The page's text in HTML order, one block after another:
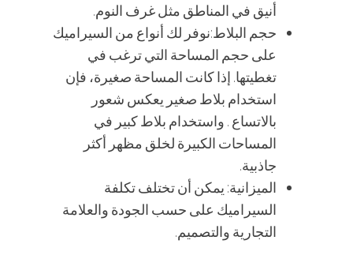
أنيق في المناطق مثل غرف النوم.
حجم البلاط:نوفر لك أنواع من السيراميك
على حجم المساحة التي ترغب في
تغطيتها. إذا كانت المساحة صغيرة، فإن
استخدام بلاط صغير يعكس شعور
بالاتساع . واستخدام بلاط كبير في
المساحات الكبيرة لخلق مظهر أكثر
جاذبية.
الميزانية: يمكن أن تختلف تكلفة
السيراميك على حسب الجودة والعلامة
التجارية والتصميم.